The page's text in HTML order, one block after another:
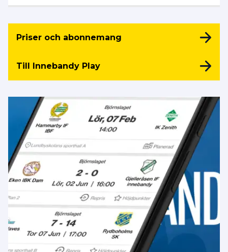
Priser och abonnemang
Till Innebandy Play